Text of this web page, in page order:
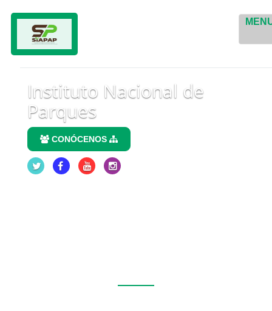
Instituto Nacional de
Parques
CONÓCENOS